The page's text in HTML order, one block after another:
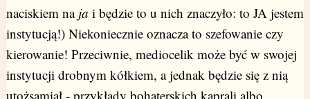
naciskiem na ja i będzie to u nich znaczyło: to JA jestem
instytucją!) Niekoniecznie oznacza to szefowanie czy
kierowanie! Przeciwnie, mediocelik może być w swojej
instytucji drobnym kółkiem, a jednak będzie się z nią
utożsamiał - przykłady bohaterskich kaprali albo